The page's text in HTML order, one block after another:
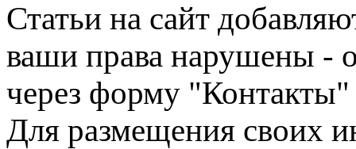
Статьи на сайт
ваши права нарушены -
через форму "Контакты"
Для размещения своих